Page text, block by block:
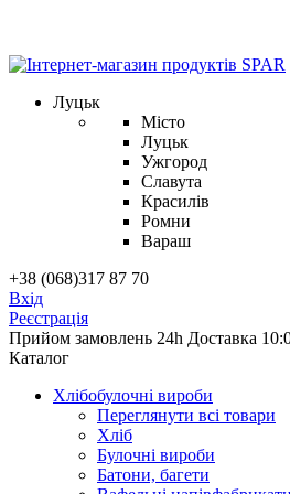
Луцьк
Місто
Луцьк
Ужгород
Славута
Красилів
Ромни
Вараш
+38 (068)317 87 70
Вхід
Реєстрація
Прийом замовлень 24h Доставка
Каталог
Хлібобулочні вироби
Переглянути всі товари
Хліб
Булочні вироби
Батони, багети